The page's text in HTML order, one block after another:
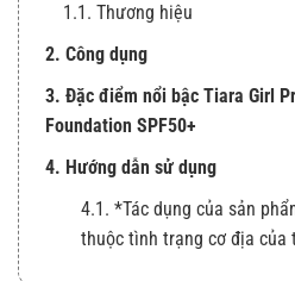
1.1. Thương hiệu
2. Công dụng
3. Đặc điểm nổi bậc Tiara Girl
Foundation SPF50+
4. Hướng dẫn sử dụng
4.1. *Tác dụng của sản
thuộc tình trạng cơ địa của